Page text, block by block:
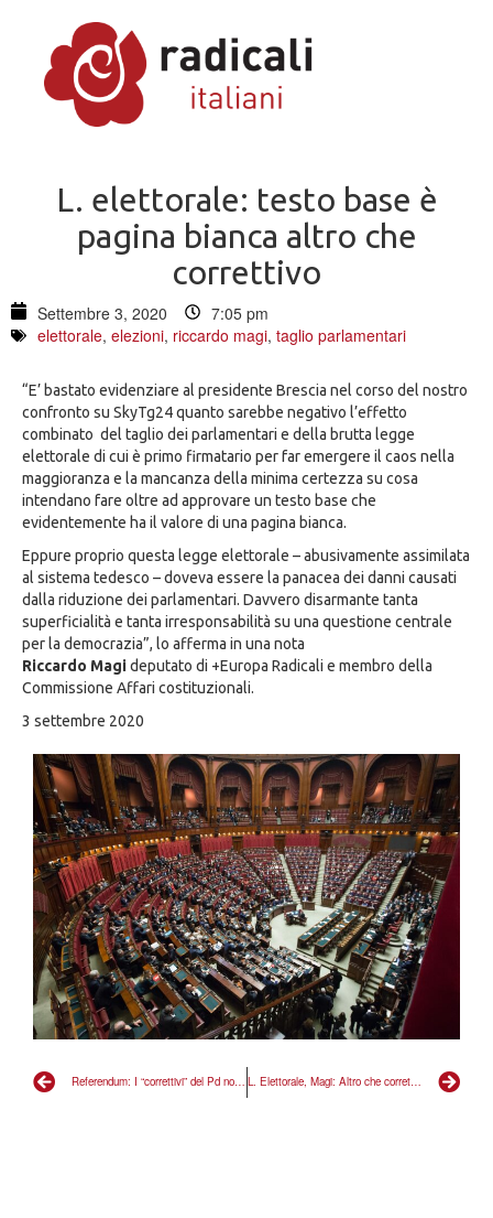
L. elettorale: testo base è
pagina bianca altro che
correttivo
Settembre 3, 2020
7:05 pm
elettorale, elezioni, riccardo magi, taglio parlamentari
Referendum: I “correttivi” del Pd non correggono ma peggiorano” L. Elettorale, Magi: Altro che correttivo, si conferma una pagina bianca
“E’ bastato evidenziare al presidente Brescia nel corso del nostro
confronto su SkyTg24 quanto sarebbe negativo l’effetto
combinato del taglio dei parlamentari e della brutta legge
elettorale di cui è primo firmatario per far emergere il caos nella
maggioranza e la mancanza della minima certezza su cosa
intendano fare oltre ad approvare un testo base che
evidentemente ha il valore di una pagina bianca.
Eppure proprio questa legge elettorale – abusivamente assimilata
al sistema tedesco – doveva essere la panacea dei danni causati
dalla riduzione dei parlamentari. Davvero disarmante tanta
superficialità e tanta irresponsabilità su una questione centrale
per la democrazia”, lo afferma in una nota
Riccardo Magideputato di +Europa Radicali e membro della
Commissione Affari costituzionali.
3 settembre 2020